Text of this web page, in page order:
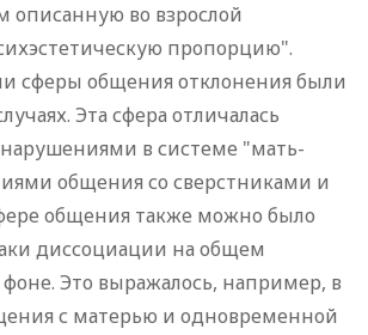
во взрослой
пропорцию".
сферы общения отклонения были
Эта сфера отличалась
в системе "мать-
общения со сверстниками и
общения также можно было
диссоциации на общем
Это выражалось, например, в
с матерью и одновременной